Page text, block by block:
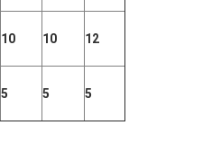
10 10 12
5 5 5